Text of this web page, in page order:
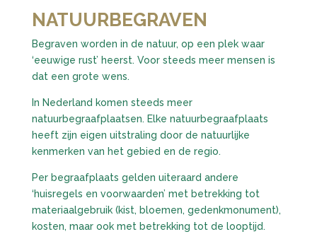
NATUURBEGRAVEN
Begraven worden in de natuur, op een plek waar
‘eeuwige rust’ heerst. Voor steeds meer mensen is
dat een grote wens.
In Nederland komen steeds meer
natuurbegraafplaatsen. Elke natuurbegraafplaats
heeft zijn eigen uitstraling door de natuurlijke
kenmerken van het gebied en de regio.
Per begraafplaats gelden uiteraard andere
‘huisregels en voorwaarden’ met betrekking tot
materiaalgebruik (kist, bloemen, gedenkmonument),
kosten, maar ook met betrekking tot de looptijd.